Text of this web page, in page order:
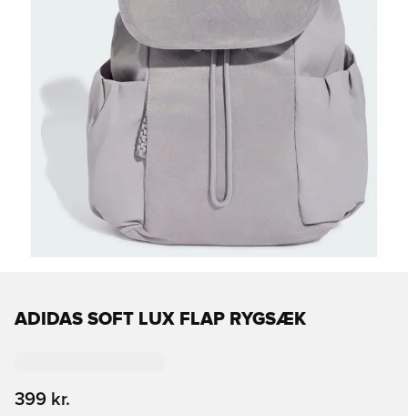
ADIDAS SOFT LUX FLAP RYGSÆK
399 kr.